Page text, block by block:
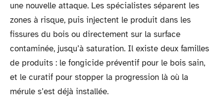
une nouvelle attaque. Les spécialistes séparent les
zones à risque, puis injectent le produit dans les
fissures du bois ou directement sur la surface
contaminée, jusqu’à saturation. Il existe deux familles
de produits : le fongicide préventif pour le bois sain,
et le curatif pour stopper la progression là où la
mérule s’est déjà installée.